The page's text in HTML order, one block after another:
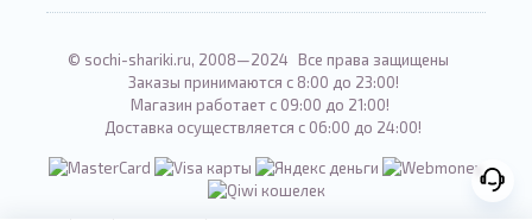
© sochi-shariki.ru, 2008—2024 Все права защищены
Заказы принимаются с 8:00 до 23:00!
Магазин работает с 09:00 до 21:00!
Доставка осуществляется с 06:00 до 24:00!